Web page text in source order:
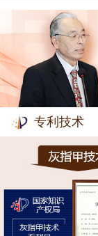
专利技术